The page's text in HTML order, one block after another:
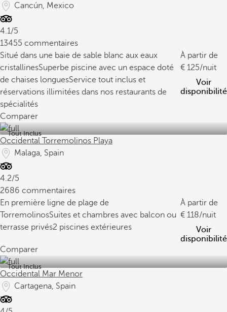
Cancún, Mexico
4.1/5
13455 commentaires
Situé dans une baie de sable blanc aux eaux
cristallinesSuperbe piscine avec un espace doté
de chaises longuesService tout inclus et
réservations illimitées dans nos restaurants de
spécialités
À partir de
125/nuit
Voir
disponibilité
Comparer
Tout Inclus
Occidental Torremolinos Playa
Malaga, Spain
4.2/5
2686 commentaires
En première ligne de plage de
TorremolinosSuites et chambres avec balcon ou
terrasse privés2 piscines extérieures
À partir de
118/nuit
Voir
disponibilité
Comparer
Tout Inclus
Occidental Mar Menor
Cartagena, Spain